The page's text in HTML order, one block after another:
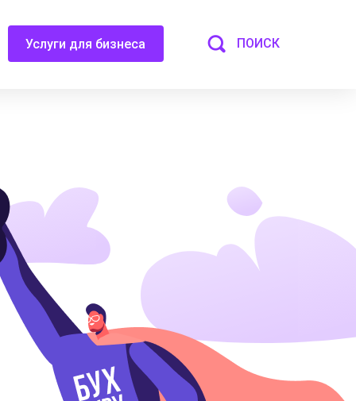
Услуги для бизнеса ПОИСК